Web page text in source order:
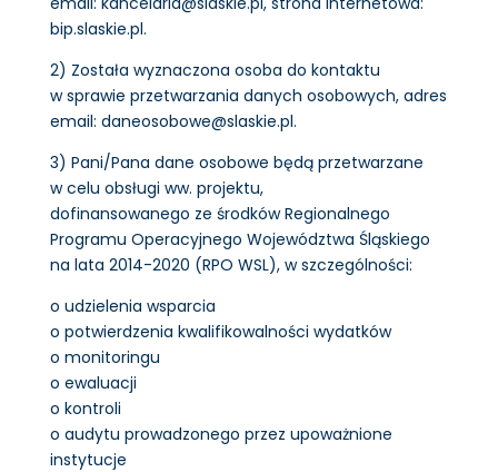
bip.slaskie.pl.
2) Została wyznaczona osoba do kontaktu
w sprawie przetwarzania danych osobowych, adres
email: daneosobowe@slaskie.pl.
3) Pani/Pana dane osobowe będą przetwarzane
w celu obsługi ww. projektu,
dofinansowanego ze środków Regionalnego
Programu Operacyjnego Województwa Śląskiego
na lata 2014-2020 (RPO WSL), w szczególności:
o udzielenia wsparcia
o potwierdzenia kwalifikowalności wydatków
o monitoringu
o ewaluacji
o kontroli
o audytu prowadzonego przez upoważnione
instytucje